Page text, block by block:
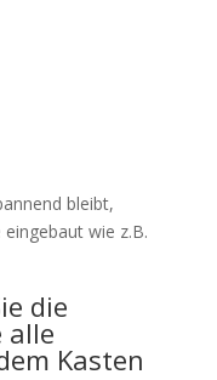
bleibt,
wie z.B.
die
alle
Kasten